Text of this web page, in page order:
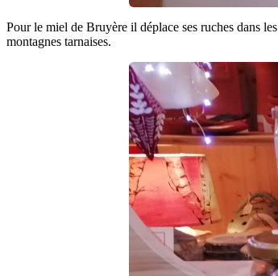
Pour le miel de Bruyère il déplace ses ruches dans
montagnes tarnaises.